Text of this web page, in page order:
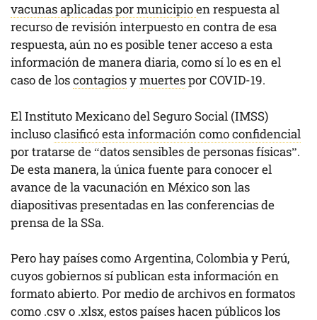
vacunas aplicadas por municipioen respuesta al
recurso de revisión interpuesto en contra de esa
respuesta, aún no es posible tener acceso a esta
información de manera diaria, como sí lo es en el
caso de loscontagiosymuertespor COVID-19.
El Instituto Mexicano del Seguro Social (IMSS)
inclusoclasificó esta información como confidencial
por tratarse de “datos sensibles de personas físicas”.
De esta manera, la única fuente para conocer el
avance de la vacunación en México son las
diapositivas presentadas en las conferencias de
prensa de la SSa.
Pero hay países como Argentina, Colombia y Perú,
cuyos gobiernos sí publican esta información en
formato abierto. Por medio de archivos en formatos
como .csv o .xlsx, estos países hacen públicos los